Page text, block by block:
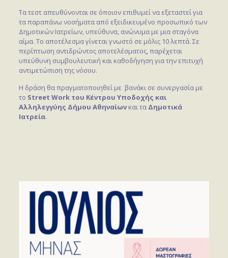
Τα τεστ απευθύνονται σε όποιον επιθυμεί να εξεταστεί για
τα παραπάνω νοσήματα από εξειδικευμένο προσωπικό των
Δημοτικών Ιατρείων, υπεύθυνα, ανώνυμα με μια σταγόνα
αίμα. Το αποτέλεσμα γίνεται γνωστό σε μόλις 10 λεπτά. Σε
περίπτωση αντιδρώντος αποτελέσματος, παρέχεται
υπεύθυνη συμβουλευτική και καθοδήγηση για την επιτυχή
αντιμετώπιση της νόσου.
Η δράση θα πραγματοποιηθεί με βανάκι σε συνεργασία με
το Street Work του Κέντρου Υποδοχής και
Αλληλεγγύης Δήμου Αθηναίωνκαι τα Δημοτικά
Ιατρεία.